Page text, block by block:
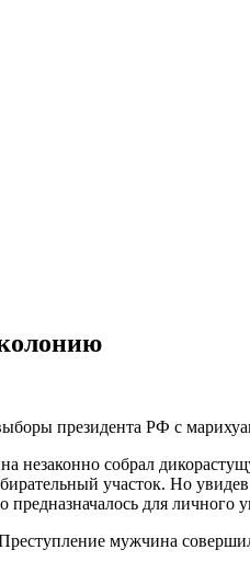
президента РФ с
незаконно собрал
участок. Но
для личного
мужчина